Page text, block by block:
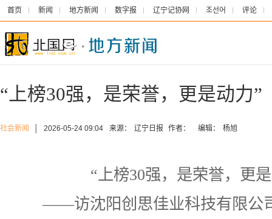
首页 新闻 地方新闻 数字报 辽宁记协网 조선어 评论
“上榜30强，是荣誉，更是动力”
社会新闻 2026-05-24 09:04 来源： 辽宁日报 作者： 编辑： 杨旭
“上榜30强，是荣誉，更
——访沈阳创思佳业科技有限公